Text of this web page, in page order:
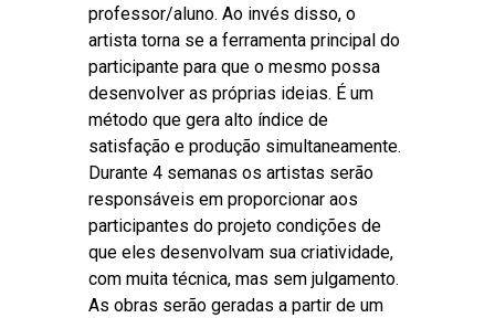
professor/aluno. Ao invés disso, o
artista torna se a ferramenta principal do
participante para que o mesmo possa
desenvolver as próprias ideias. É um
método que gera alto índice de
satisfação e produção simultaneamente.
Durante 4 semanas os artistas serão
responsáveis em proporcionar aos
participantes do projeto condições de
que eles desenvolvam sua criatividade,
com muita técnica, mas sem julgamento.
As obras serão geradas a partir de um